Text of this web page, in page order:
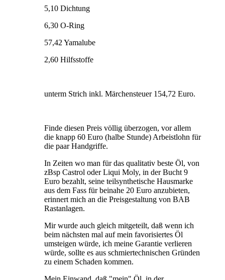
5,10 Dichtung
6,30 O-Ring
57,42 Yamalube
2,60 Hilfsstoffe
unterm Strich inkl. Märchensteuer 154,72 Euro.
Finde diesen Preis völlig überzogen, vor allem
die knapp 60 Euro (halbe Stunde) Arbeistlohn für
die paar Handgriffe.
In Zeiten wo man für das qualitativ beste Öl, von
zBsp Castrol oder Liqui Moly, in der Bucht 9
Euro bezahlt, seine teilsynthetische Hausmarke
aus dem Fass für beinahe 20 Euro anzubieten,
erinnert mich an die Preisgestaltung von BAB
Rastanlagen.
Mir wurde auch gleich mitgeteilt, daß wenn ich
beim nächsten mal auf mein favorisiertes Öl
umsteigen würde, ich meine Garantie verlieren
würde, sollte es aus schmiertechnischen Gründen
zu einem Schaden kommen.